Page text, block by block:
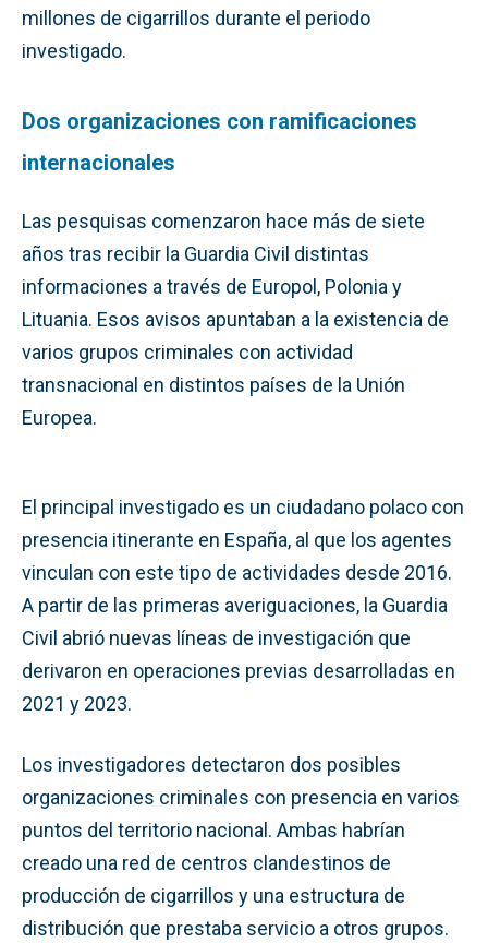
millones de cigarrillos durante el periodo
investigado.
Dos organizaciones con ramificaciones
internacionales
Las pesquisas comenzaron hace más de siete
años tras recibir la Guardia Civil distintas
informaciones a través de Europol, Polonia y
Lituania. Esos avisos apuntaban a la existencia de
varios grupos criminales con actividad
transnacional en distintos países de la Unión
Europea.
El principal investigado es un ciudadano polaco con
presencia itinerante en España, al que los agentes
vinculan con este tipo de actividades desde 2016.
A partir de las primeras averiguaciones, la Guardia
Civil abrió nuevas líneas de investigación que
derivaron en operaciones previas desarrolladas en
2021 y 2023.
Los investigadores detectaron dos posibles
organizaciones criminales con presencia en varios
puntos del territorio nacional. Ambas habrían
creado una red de centros clandestinos de
producción de cigarrillos y una estructura de
distribución que prestaba servicio a otros grupos.